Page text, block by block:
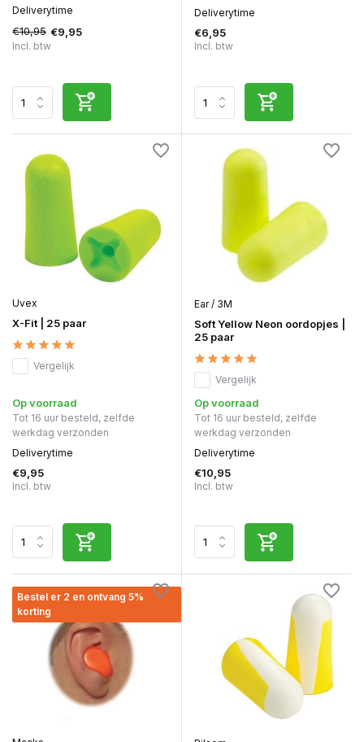
Deliverytime
€10,95 €9,95
Incl. btw
Deliverytime
€6,95
Incl. btw
Uvex
X-Fit | 25 paar
Vergelijk
Op voorraad
Tot 16 uur besteld, zelfde
werkdag verzonden
Deliverytime
€9,95
Incl. btw
Ear / 3M
Soft Yellow Neon oordopjes |
25 paar
Vergelijk
Op voorraad
Tot 16 uur besteld, zelfde
werkdag verzonden
Deliverytime
€10,95
Incl. btw
Bestel er 2 en ontvang 5%
korting